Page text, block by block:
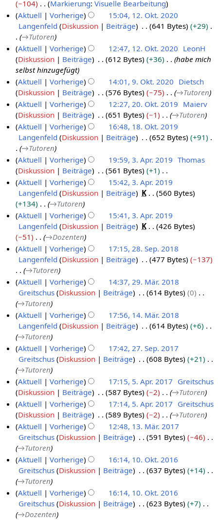
s
s
u
n
g
n
f
a
s
s
u
n
g
2
1
k
b
2
2
i
n
e
e
a
r
b
e
i
t
u
n
g
s
z
u
s
a
m
m
e
n
f
a
s
s
u
n
g
p
m
e
2
1
−104
K
e
n
e
B
e
a
r
b
e
i
u
n
g
s
u
s
a
m
m
e
n
f
a
s
s
u
n
g
Markierung:Visuelle Bearbeitung
b
2
Aktuell Vorherige
15:04, 12. Okt. 2020
Langenfeld Diskussion Beiträge 641 Bytes
+29
→Tutoren
Aktuell
Vorherige 12:47, 12. Okt. 2020 LeonH
Diskussion
Beiträge 612 Bytes +36
habe mich
selbst hinzugefügt
k
b
2
Aktuell Vorherige 14:01, 9. Okt. 2020 Dietsch
Diskussion
Beiträge 576 Bytes −75 →Tutoren
0
k
o
1
Aktuell Vorherige 12:27, 20. Okt. 2019 Maierv
Diskussion
Beiträge 651 Bytes −1 →Tutoren
k
b
2
9
Aktuell Vorherige
16:48, 18. Okt. 2019
Langenfeld Diskussion Beiträge 652 Bytes
+91
→Tutoren
2
9
Aktuell Vorherige 19:59, 3. Apr. 2019 Thomas
Diskussion
Beiträge 561 Bytes
+1
K
e
i
n
e
B
e
a
b
e
i
t
u
n
g
s
u
s
a
m
m
e
n
f
a
s
u
n
g
Aktuell Vorherige
15:42, 3. Apr. 2019
Langenfeld Diskussion Beiträge K
560 Bytes
+134
→Tutoren
Aktuell
Vorherige
15:41, 3. Apr. 2019
Langenfeld Diskussion Beiträge K
426 Bytes
−51
→Dozenten
p
m
0
8
Aktuell Vorherige
17:15, 28. Sep. 2018
Langenfeld Diskussion Beiträge 477 Bytes
−137
→Tutoren
0
8
Aktuell Vorherige
14:37, 29. Mär. 2018
Greitschus Diskussion Beiträge 614 Bytes
0
→Tutoren
2
1
Aktuell Vorherige
17:56, 14. Mär. 2018
Langenfeld Diskussion Beiträge 614 Bytes
+6
→Tutoren
e
b
2
Aktuell Vorherige
17:42, 27. Sep. 2017
Greitschus Diskussion Beiträge 608 Bytes
+21
→Tutoren
p
1
Aktuell Vorherige 17:15, 5. Apr. 2017 Greitschus
Diskussion
Beiträge 587 Bytes −2 →Tutoren
Aktuell
Vorherige 17:14, 5. Apr. 2017 Greitschus
Diskussion
Beiträge 589 Bytes −2 →Tutoren
Aktuell Vorherige
12:48, 13. Mär. 2017
Greitschus Diskussion Beiträge 591 Bytes
−46
→Tutoren
Aktuell Vorherige
16:14, 10. Okt. 2016
Greitschus Diskussion Beiträge 637 Bytes
+14
→Tutoren
Aktuell
Vorherige
16:14, 10. Okt. 2016
Greitschus Diskussion Beiträge 623 Bytes
+7
→Dozenten